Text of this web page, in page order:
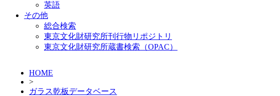
英語
その他
総合検索
東京文化財研究所刊行物リポジトリ
東京文化財研究所蔵書検索（OPAC）
HOME
>
ガラス乾板データベース